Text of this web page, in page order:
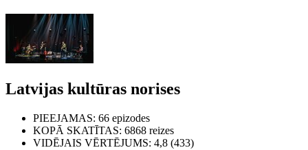
Latvijas kultūras norises
PIEEJAMAS: 66 epizodes
KOPĀ SKATĪTAS: 6868 reizes
VIDĒJAIS VĒRTĒJUMS: 4,8 (433)